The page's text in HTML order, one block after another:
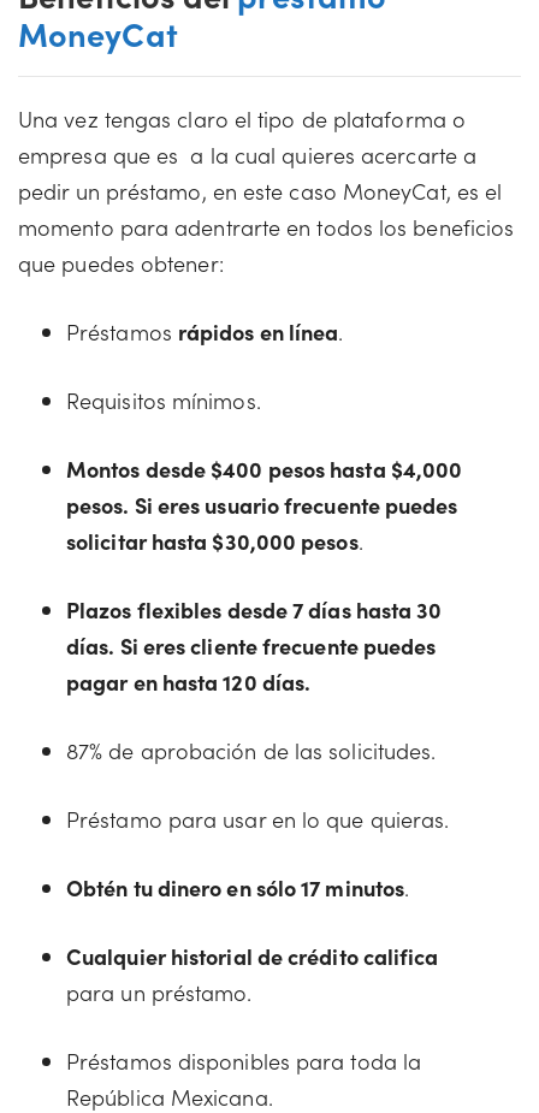
MoneyCat
Una vez tengas claro el tipo de plataforma o
empresa que es a la cual quieres acercarte a
pedir un préstamo, en este caso MoneyCat, es el
momento para adentrarte en todos los beneficios
que puedes obtener:
Préstamos rápidos en línea.
Requisitos mínimos.
Montos desde $400 pesos hasta $4,000
pesos. Si eres usuario frecuente puedes
solicitar hasta $30,000 pesos.
Plazos flexibles desde 7 días hasta 30
días. Si eres cliente frecuente puedes
pagar en hasta 120 días.
87% de aprobación de las solicitudes.
Préstamo para usar en lo que quieras.
Obtén tu dinero en sólo 17 minutos.
Cualquier historial de crédito califica
para un préstamo.
Préstamos disponibles para toda la
República Mexicana.